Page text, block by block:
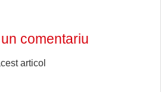
comentariu
articol